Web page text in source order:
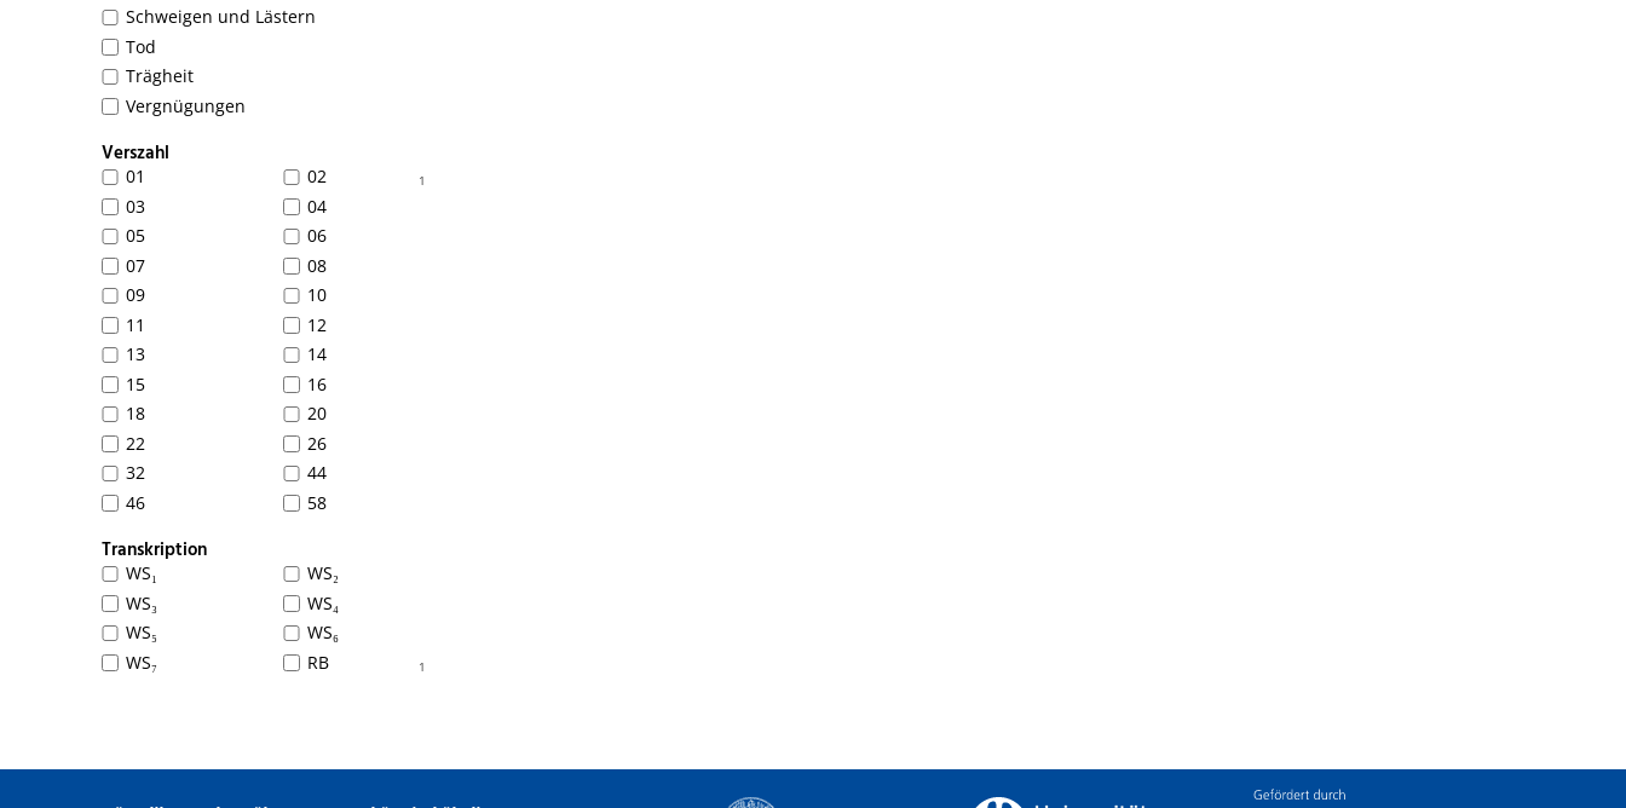
Schweigen und Lästern
Tod
Trägheit
Vergnügungen
Verszahl
01 1
02
03
04
05
06
07
08
09
10
11
12
13
14
15
16
18
20
22
26
32
44
46
58
Transkription
WS₁
WS₂
WS₃
WS₄
WS₅
WS₆
WS₇
1
RB